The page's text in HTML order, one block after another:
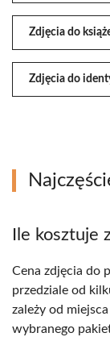
Zdjęcia do
Zdjęcia do
Ile kosztuje
Cena zdjęcia do
przedziale od
zależy od
wybranego